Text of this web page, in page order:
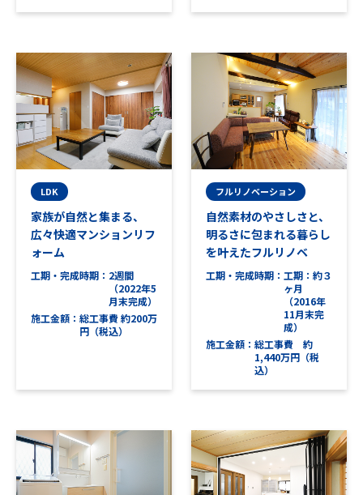
LDK
家族が自然と集まる、
広々快適マンションリフ
ォーム
工期・完成時期
2週間
（2022年5
月末完成）
施工金額
総工事費 約200万
円（税込）
フルリノベーション
自然素材のやさしさと、
明るさに包まれる暮らし
を叶えたフルリノベ
工期・完成時期
工期：約３
ヶ月
（2016年
11月末完
成）
施工金額
総工事費 約
1,440万円（税
込）